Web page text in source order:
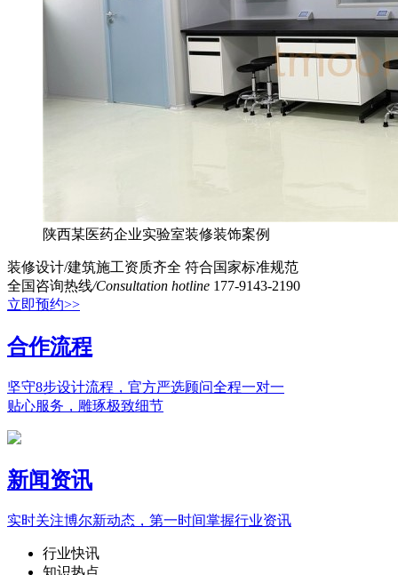
陕西某医药企业实验室装修装饰案例
装修设计/建筑施工资质齐全 符合国家标准规范
全国咨询热线/Consultation hotline 177-9143-2190
立即预约>>
合作流程
坚守8步设计流程，官方严选顾问全程一对一
贴心服务，雕琢极致细节
新闻资讯
实时关注博尔新动态，第一时间掌握行业资讯
行业快讯
知识热点